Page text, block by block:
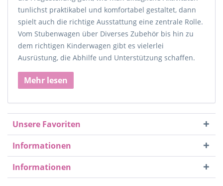
tunlichst praktikabel und komfortabel gestaltet, dann
spielt auch die richtige Ausstattung eine zentrale Rolle.
Vom Stubenwagen über Diverses Zubehör bis hin zu
dem richtigen Kinderwagen gibt es vielerlei
Ausrüstung, die Abhilfe und Unterstützung schaffen.
Mehr lesen
Unsere Favoriten
Informationen
Informationen